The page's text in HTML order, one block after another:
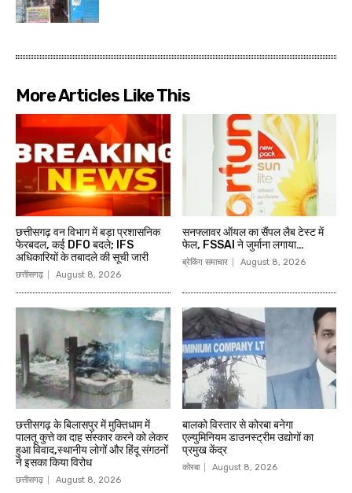
More Articles Like This
छत्तीसगढ़ वन विभाग में बड़ा प्रशासनिक
फेरबदल, कई DFO बदले; IFS
अधिकारियों के तबादले की सूची जारी
छत्तीसगढ़ August 8, 2026
सनफ्लावर ऑयल का सैंपल लैब टेस्ट में
फेल, FSSAI ने जुर्माना लगाया…
ब्रेकिंग समाचार August 8, 2026
छत्तीसगढ़ के बिलासपुर में मुक्तिधाम में
पालतू कुत्ते का दाह संस्कार करने को लेकर
हुआ विवाद,स्थानीय लोगों और हिंदू संगठनों
ने इसका किया विरोध
छत्तीसगढ़ August 8, 2026
बालको विस्तार से कोरबा बनेगा
एल्युमिनियम डाउनस्ट्रीम उद्योगों का
प्रमुख केंद्र
कोरबा August 8, 2026